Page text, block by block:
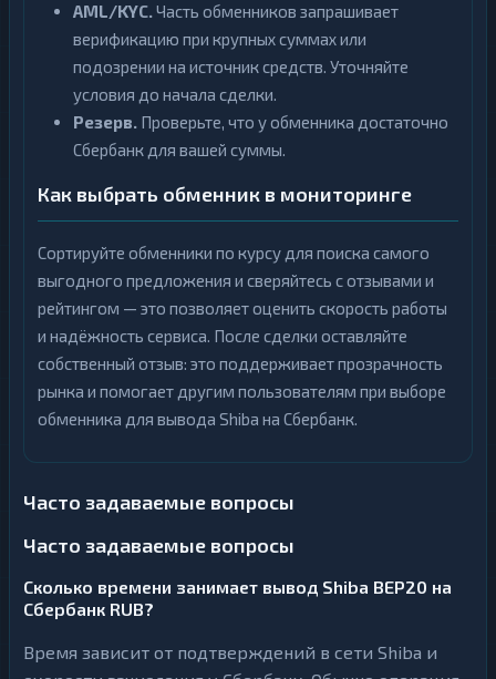
AML/KYC.Часть обменников запрашивает
верификацию при крупных суммах или
подозрении на источник средств. Уточняйте
условия до начала сделки.
Резерв. Проверьте, что у обменника достаточно
Сбербанк для вашей суммы.
Как выбрать обменник в мониторинге
Сортируйте обменники по курсу для поиска самого
выгодного предложения и сверяйтесь с отзывами и
рейтингом — это позволяет оценить скорость работы
и надёжность сервиса. После сделки оставляйте
собственный отзыв: это поддерживает прозрачность
рынка и помогает другим пользователям при выборе
обменника для вывода Shiba на Сбербанк.
Часто задаваемые вопросы
Часто задаваемые вопросы
Сколько времени занимает вывод Shiba BEP20 на
Сбербанк RUB?
Время зависит от подтверждений в сети Shiba и